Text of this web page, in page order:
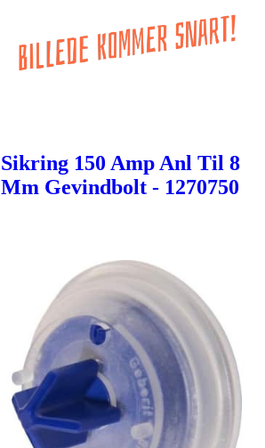
Sikring 150 Amp Anl Til 8
Mm Gevindbolt - 1270750